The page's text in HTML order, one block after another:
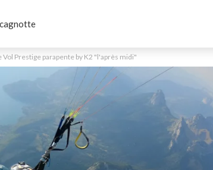
Vol Prestige parapente by K2 "l'après midi"